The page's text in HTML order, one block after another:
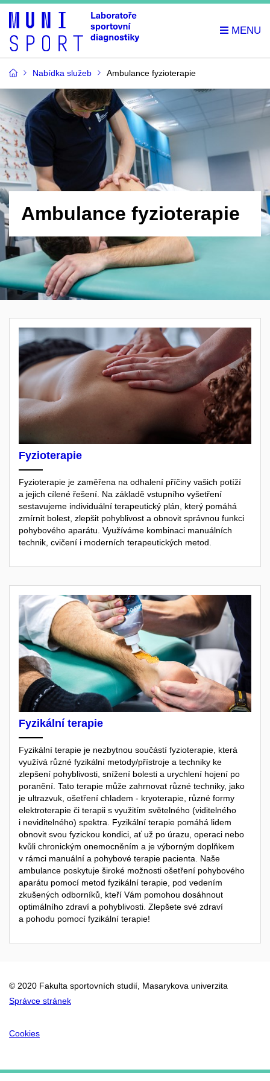
Nabídka služeb Ambulance fyzioterapie
Ambulance fyzioterapie
Fyzioterapie
Fyzioterapie je zaměřena na odhalení příčiny vašich potíží
a jejich cílené řešení. Na základě vstupního vyšetření
sestavujeme individuální terapeutický plán, který pomáhá
zmírnit bolest, zlepšit pohyblivost a obnovit správnou funkci
pohybového aparátu. Využíváme kombinaci manuálních
technik, cvičení i moderních terapeutických metod.
Fyzikální terapie
Fyzikální terapie je nezbytnou součástí fyzioterapie, která
využívá různé fyzikální metody/přístroje a techniky ke
zlepšení pohyblivosti, snížení bolesti a urychlení hojení po
poranění. Tato terapie může zahrnovat různé techniky, jako
je ultrazvuk, ošetření chladem - kryoterapie, různé formy
elektroterapie či terapii s využitím světelného (viditelného
i neviditelného) spektra. Fyzikální terapie pomáhá lidem
obnovit svou fyzickou kondici, ať už po úrazu, operaci nebo
kvůli chronickým onemocněním a je výborným doplňkem
v rámci manuální a pohybové terapie pacienta. Naše
ambulance poskytuje široké možnosti ošetření pohybového
aparátu pomocí metod fyzikální terapie, pod vedením
zkušených odborníků, kteří Vám pomohou dosáhnout
optimálního zdraví a pohyblivosti. Zlepšete své zdraví
a pohodu pomocí fyzikální terapie!
© 2020 Fakulta sportovních studií, Masarykova univerzita
Správce stránek
Cookies